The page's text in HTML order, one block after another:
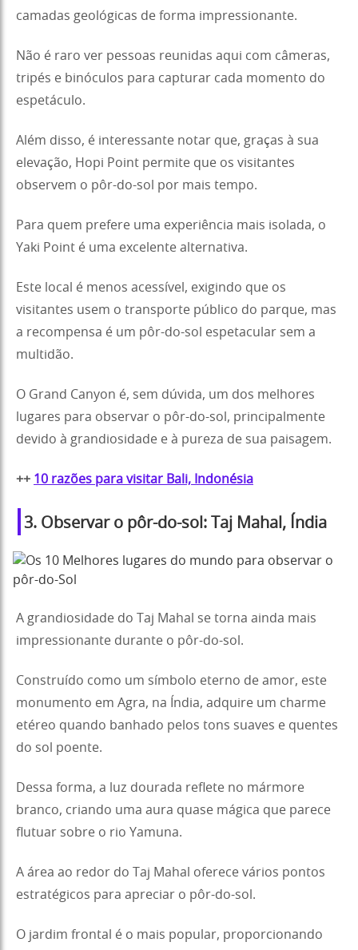
camadas geológicas de forma impressionante.
Não é raro ver pessoas reunidas aqui com câmeras,
tripés e binóculos para capturar cada momento do
espetáculo.
Além disso, é interessante notar que, graças à sua
elevação, Hopi Point permite que os visitantes
observem o pôr-do-sol por mais tempo.
Para quem prefere uma experiência mais isolada, o
Yaki Point é uma excelente alternativa.
Este local é menos acessível, exigindo que os
visitantes usem o transporte público do parque, mas
a recompensa é um pôr-do-sol espetacular sem a
multidão.
O Grand Canyon é, sem dúvida, um dos melhores
lugares para observar o pôr-do-sol, principalmente
devido à grandiosidade e à pureza de sua paisagem.
++ 10 razões para visitar Bali, Indonésia
3. Observar o pôr-do-sol: Taj Mahal, Índia
A grandiosidade do Taj Mahal se torna ainda mais
impressionante durante o pôr-do-sol.
Construído como um símbolo eterno de amor, este
monumento em Agra, na Índia, adquire um charme
etéreo quando banhado pelos tons suaves e quentes
do sol poente.
Dessa forma, a luz dourada reflete no mármore
branco, criando uma aura quase mágica que parece
flutuar sobre o rio Yamuna.
A área ao redor do Taj Mahal oferece vários pontos
estratégicos para apreciar o pôr-do-sol.
O jardim frontal é o mais popular, proporcionando